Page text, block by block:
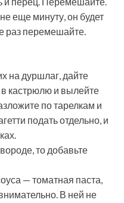
еще минуту, он будет
раз перемешайте.
на дуршлаг, дайте
в кастрюлю и вылейте
по тарелкам и
подать отдельно, и
то добавьте
— томатная паста,
В ней не